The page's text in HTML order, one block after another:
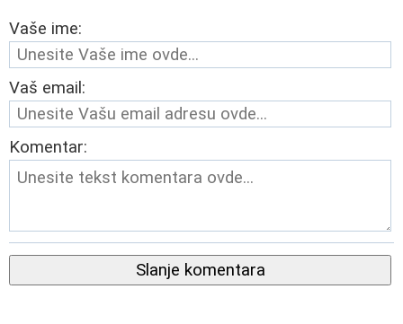
Vaše ime:
Vaš email:
Komentar:
Slanje komentara